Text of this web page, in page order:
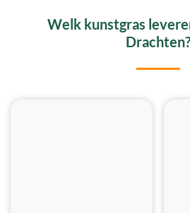
Welk kunstgras
Drachten?